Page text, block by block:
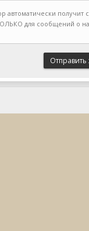
автоматически
для сообщений о